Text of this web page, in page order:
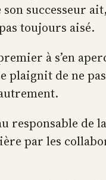
successeur
toujours aisé.
à s’en
plaignit de ne
de
par les